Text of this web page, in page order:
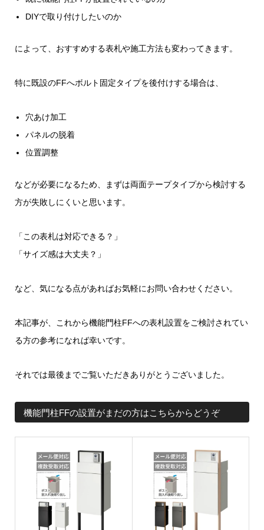
DIYで取り付けしたいのか
によって、おすすめする表札や施工方法も変わってきます。
特に既設のFFへボルト固定タイプを後付けする場合は、
穴あけ加工
パネルの脱着
位置調整
などが必要になるため、まずは両面テープタイプから検討する
方が失敗しにくいと思います。
「この表札は対応できる？」
「サイズ感は大丈夫？」
など、気になる点があればお気軽にお問い合わせください。
本記事が、これから機能門柱FFへの表札設置をご検討されてい
る方の参考になれば幸いです。
それでは最後までご覧いただきありがとうございました。
機能門柱FFの設置がまだの方はこちらからどうぞ